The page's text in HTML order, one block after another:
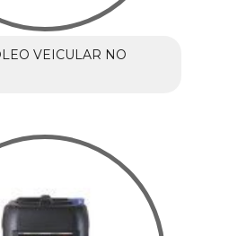
VEICULAR NO